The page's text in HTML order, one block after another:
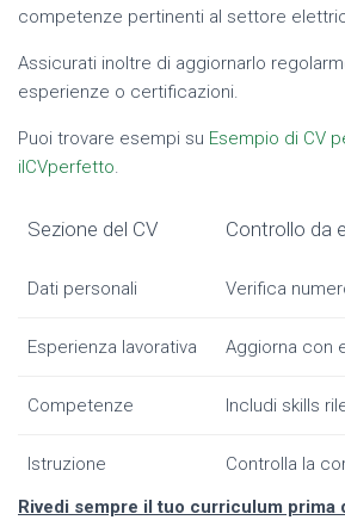
competenze pertinenti al settore
Assicurati inoltre di aggiornarlo
esperienze o certificazioni.
Puoi trovare esempi su Esempio di CV
ilCVperfetto.
Sezione del CV Controllo da
Dati personali Verifica
Esperienza lavorativa Aggiorna con
Competenze Includi skills
Istruzione
Controlla la
Rivedi sempre il tuo curriculum prima